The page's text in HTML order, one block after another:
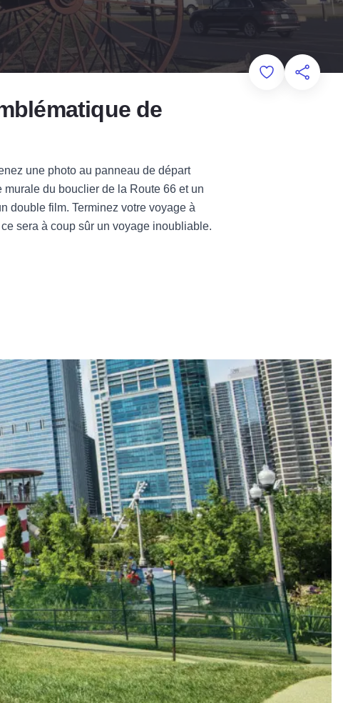
Add to
de
une photo au panneau de départ
du bouclier de la Route 66 et un
double film. Terminez votre voyage à
sera à coup sûr un voyage inoub liable.